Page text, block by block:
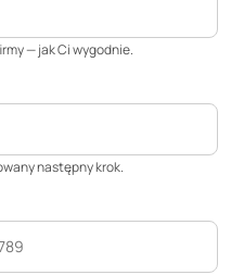
— jak Ci wygodnie.
następny krok.